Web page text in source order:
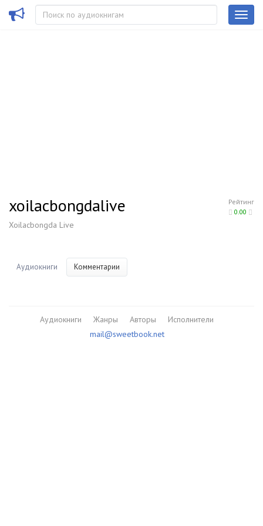
Рейтинг
0.00
xoilacbongdalive
Xoilacbongda Live
Аудиокниги Комментарии
Аудиокниги Жанры Авторы
Исполнители
mail@sweetbook.net